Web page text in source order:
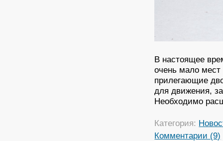
В настоящее
очень мало
прилегающие
для движения,
Необходимо
Категория:
Комментарии (9)